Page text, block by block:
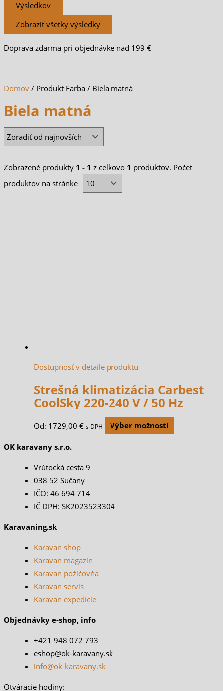
Výsledkov
Zobraziť všetky výsledky
Doprava zdarma pri objednávke nad 199 €
Domov / Produkt Farba / Biela matná
Biela matná
Zobrazené produkty 1 - 1 z celkovo 1 produktov. Počet
produktov na stránke
Dostupnosť v detaile produktu
Strešná klimatizácia Carbest
CoolSky 220-240 V / 50 Hz
Od: 1729,00 € s DPH Výber možností
OK karavany s.r.o.
Vrútocká cesta 9
038 52 Sučany
IČO: 46 694 714
IČ DPH: SK2023523304
Karavaning.sk
Karavan shop
Karavan magazín
Karavan požičovňa
Karavan servis
Karavan expedície
Objednávky e-shop, info
+421 948 072 793
eshop@ok-karavany.sk
info@ok-karavany.sk
Otváracie hodiny: